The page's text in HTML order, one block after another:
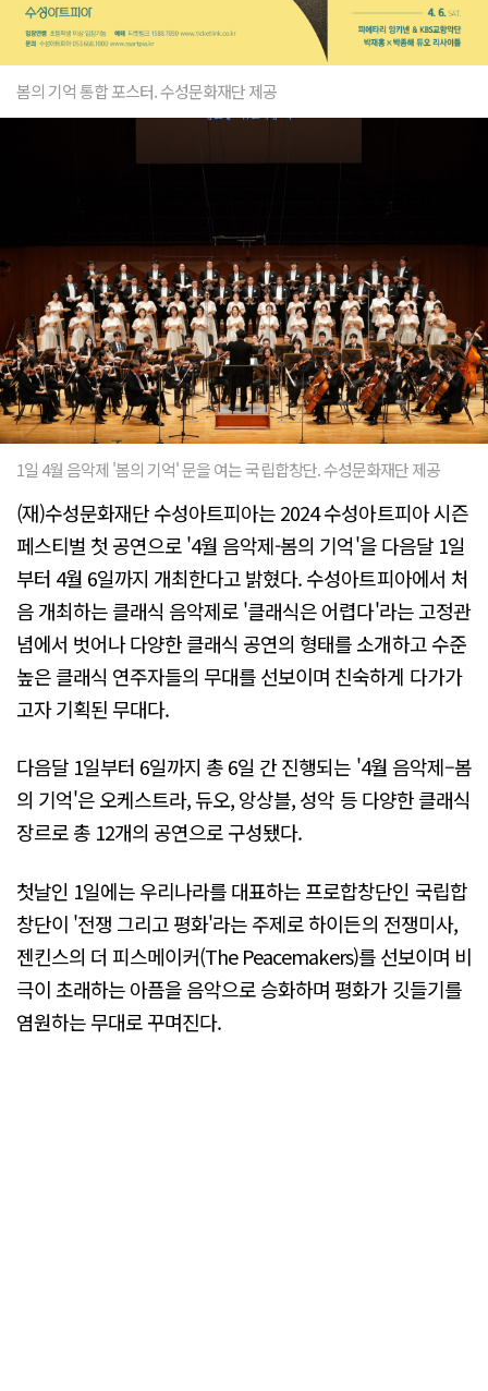
봄의 기억 통합 포스터. 수성문화재단 제공
1일 4월 음악제 '봄의 기억' 문을 여는 국립합창단. 수성문화재단 제공
(재)수성문화재단 수성아트피아는 2024 수성아트피아 시즌
페스티벌 첫 공연으로 '4월 음악제-봄의 기억'을 다음달 1일
부터 4월 6일까지 개최한다고 밝혔다. 수성아트피아에서 처
음 개최하는 클래식 음악제로 '클래식은 어렵다'라는 고정관
념에서 벗어나 다양한 클래식 공연의 형태를 소개하고 수준
높은 클래식 연주자들의 무대를 선보이며 친숙하게 다가가
고자 기획된 무대다.
다음달 1일부터 6일까지 총 6일 간 진행되는 '4월 음악제–봄
의 기억'은 오케스트라, 듀오, 앙상블, 성악 등 다양한 클래식
장르로 총 12개의 공연으로 구성됐다.
첫날인 1일에는 우리나라를 대표하는 프로합창단인 국립합
창단이 '전쟁 그리고 평화'라는 주제로 하이든의 전쟁미사,
젠킨스의 더 피스메이커(The Peacemakers)를 선보이며 비
극이 초래하는 아픔을 음악으로 승화하며 평화가 깃들기를
염원하는 무대로 꾸며진다.